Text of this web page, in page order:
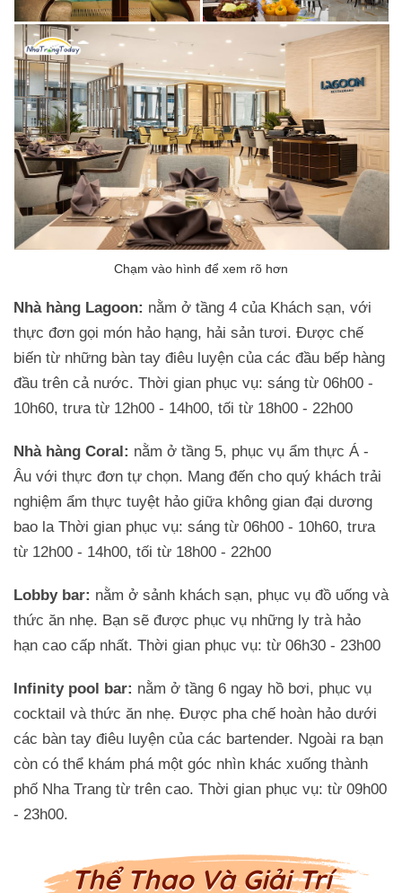
Nhà hàng Lagoon: nằm ở tầng 4 của Khách sạn, với
thực đơn gọi món hảo hạng, hải sản tươi. Được chế
biến từ những bàn tay điêu luyện của các đầu bếp hàng
đầu trên cả nước. Thời gian phục vụ: sáng từ 06h00 -
10h60, trưa từ 12h00 - 14h00, tối từ 18h00 - 22h00
Nhà hàng Coral: nằm ở tầng 5, phục vụ ẩm thực Á -
Âu với thực đơn tự chọn. Mang đến cho quý khách trải
nghiệm ẩm thực tuyệt hảo giữa không gian đại dương
bao la Thời gian phục vụ: sáng từ 06h00 - 10h60, trưa
từ 12h00 - 14h00, tối từ 18h00 - 22h00
Lobby bar: nằm ở sảnh khách sạn, phục vụ đồ uống và
thức ăn nhẹ. Bạn sẽ được phục vụ những ly trà hảo
hạn cao cấp nhất. Thời gian phục vụ: từ 06h30 - 23h00
Infinity pool bar: nằm ở tầng 6 ngay hồ bơi, phục vụ
cocktail và thức ăn nhẹ. Được pha chế hoàn hảo dưới
các bàn tay điêu luyện của các bartender. Ngoài ra bạn
còn có thể khám phá một góc nhìn khác xuống thành
phố Nha Trang từ trên cao. Thời gian phục vụ: từ 09h00
- 23h00.
Thể Thao Và Giải Trí